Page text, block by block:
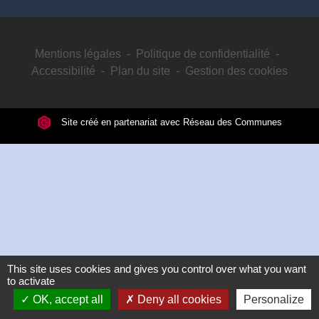
Mentions légales - Politique de confidentialité -
Accessibilité - Plan du site - Gestion des cookies
Site créé en partenariat avec Réseau des Communes
This site uses cookies and gives you control over what you want
to activate
OK, accept all
Deny all cookies Personalize